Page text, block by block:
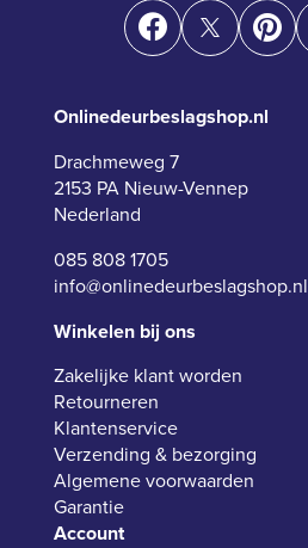
Onlinedeurbeslagshop.nl
Drachmeweg 7
2153 PA Nieuw-Vennep
Nederland
085 808 1705
info@onlinedeurbeslagshop.nl
Winkelen bij ons
Zakelijke klant worden
Retourneren
Klantenservice
Verzending & bezorging
Algemene voorwaarden
Garantie
Account